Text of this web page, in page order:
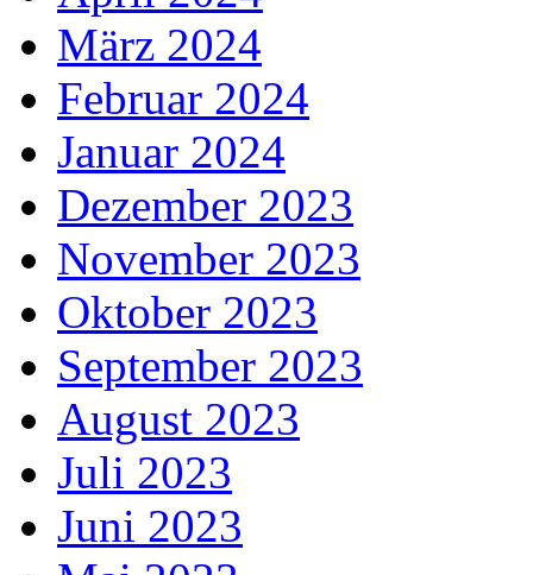
März 2024
Februar 2024
Januar 2024
Dezember 2023
November 2023
Oktober 2023
September 2023
August 2023
Juli 2023
Juni 2023